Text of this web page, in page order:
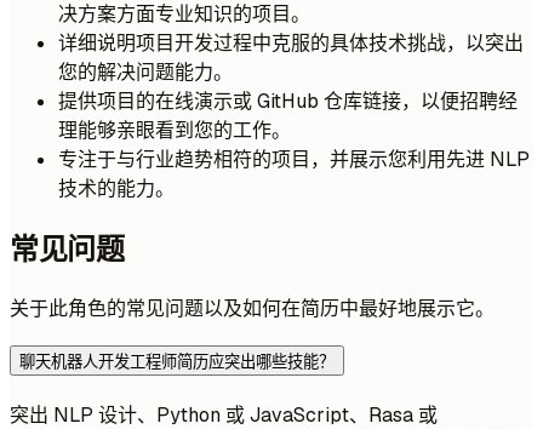
决方案方面专业知识的项目。
详细说明项目开发过程中克服的具体技术挑战，以突出
您的解决问题能力。
提供项目的在线演示或 GitHub 仓库链接，以便招聘经
理能够亲眼看到您的工作。
专注于与行业趋势相符的项目，并展示您利用先进 NLP
技术的能力。
常见问题
关于此角色的常见问题以及如何在简历中最好地展示它。
聊天机器人开发工程师简历应突出哪些技能？
突出 NLP 设计、Python 或 JavaScript、Rasa 或